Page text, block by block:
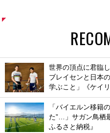
世界の頂点に君臨
ブレイセンと日本
学ぶこと」《ケイ
「バイエルン移籍
た”…」サガン鳥栖
ふるさと納税』